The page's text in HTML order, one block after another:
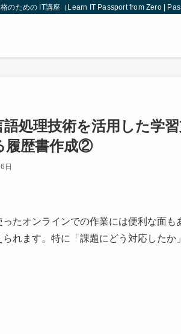
のための IT講座（Learn IT Passport from Zero |
語処理技術を活用した学
履歴書作成②
日
ったオンラインでの作業には便利な面
られます。特に「課題にどう対応した